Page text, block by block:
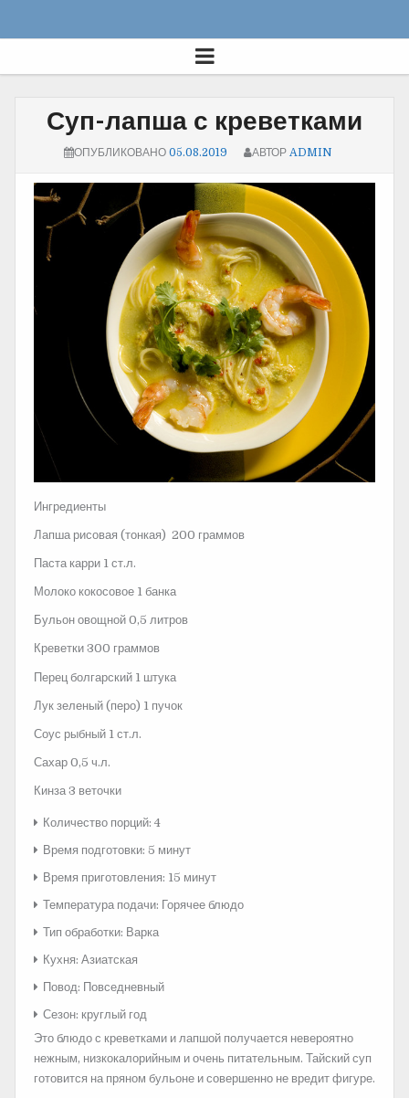
Суп-лапша с креветками
ОПУБЛИКОВАНО 05.08.2019 АВТОР ADMIN
Ингредиенты
Лапша рисовая (тонкая) 200 граммов
Паста карри 1 ст.л.
Молоко кокосовое 1 банка
Бульон овощной 0,5 литров
Креветки 300 граммов
Перец болгарский 1 штука
Лук зеленый (перо) 1 пучок
Соус рыбный 1 ст.л.
Сахар 0,5 ч.л.
Кинза 3 веточки
Количество порций: 4
Время подготовки: 5 минут
Время приготовления: 15 минут
Температура подачи: Горячее блюдо
Тип обработки: Варка
Кухня: Азиатская
Повод: Повседневный
Сезон: круглый год
Это блюдо с креветками и лапшой получается невероятно
нежным, низкокалорийным и очень питательным. Тайский суп
готовится на пряном бульоне и совершенно не вредит фигуре.